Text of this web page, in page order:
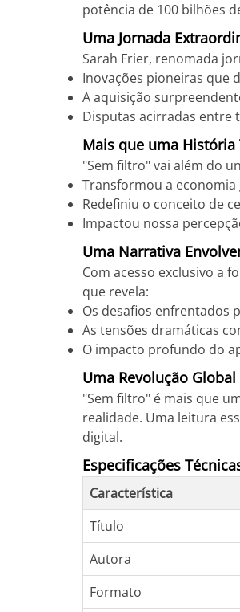
potência de 100 bilhões
Uma Jornada
Sarah Frier, renomada
Inovações pioneiras que
A aquisição
Disputas acirradas entre
Mais que uma História
"Sem filtro" vai além do
Transformou a
Redefiniu o conceito de
Impactou nossa
Uma Narrativa
Com acesso exclusivo a
que revela:
Os desafios enfrentados
As tensões dramáticas
O impacto profundo do
Uma Revolução Global
"Sem filtro" é mais que
realidade. Uma leitura
digital.
Especificações
Característica
Título
Autora
Formato